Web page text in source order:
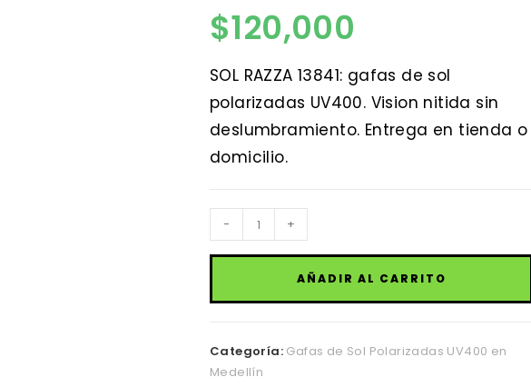
$120,000
SOL RAZZA 13841: gafas de sol
polarizadas UV400. Vision nitida sin
deslumbramiento. Entrega en tienda o
domicilio.
de
Tipo
Negras
cantidad
- +
AÑADIR AL CARRITO
Categoría: Gafas de Sol Polarizadas UV400 en
Medellín